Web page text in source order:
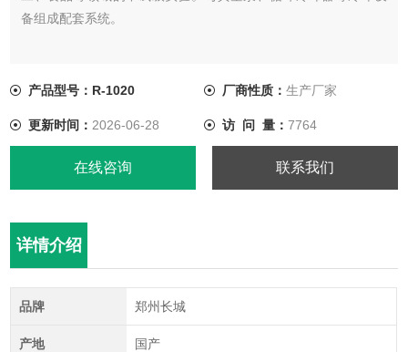
备组成配套系统。
产品型号：R-1020 厂商性质： 生产厂家
更新时间： 2026-06-28 访 问 量： 7764
在线咨询 联系我们
详情介绍
品牌 郑州长城
产地 国产